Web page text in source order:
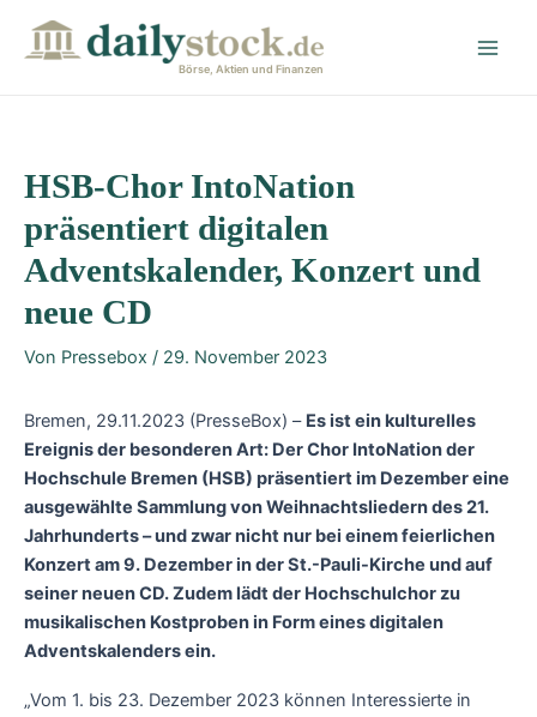
Börse, Aktien und Finanzen
HSB-Chor IntoNation
präsentiert digitalen
Adventskalender, Konzert und
neue CD
Von Pressebox / 29. November 2023
Bremen, 29.11.2023 (PresseBox) – Es ist ein kulturelles
Ereignis der besonderen Art: Der Chor IntoNation der
Hochschule Bremen (HSB) präsentiert im Dezember eine
ausgewählte Sammlung von Weihnachtsliedern des 21.
Jahrhunderts – und zwar nicht nur bei einem feierlichen
Konzert am 9. Dezember in der St.-Pauli-Kirche und auf
seiner neuen CD. Zudem lädt der Hochschulchor zu
musikalischen Kostproben in Form eines digitalen
Adventskalenders ein.
„Vom 1. bis 23. Dezember 2023 können Interessierte in